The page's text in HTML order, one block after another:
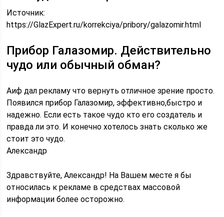
Источник:
https://GlazExpert.ru/korrekciya/pribory/galazomir.html
Прибор Галазомир. Действительно
чудо или обычный обман?
Аиф дал рекламу что вернуть отличное зрение просто.
Появился прибор Галазомир, эффективно,быстро и
надежно. Если есть такое чудо кто его создатель и
правда ли это. И конечно хотелось знать сколько же
стоит это чудо.
Александр
Здравствуйте, Александр! На Вашем месте я бы
относилась к рекламе в средствах массовой
информации более осторожно.